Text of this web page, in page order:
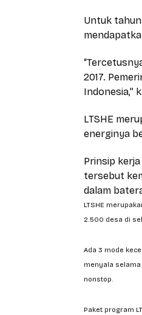
Untuk tahun
2017.
Indonesia,”
LTSHE
energinya
Prinsip
tersebut
dalam
LTSHE
2.500 desa di
Ada 3 mode
menyala selama
nonstop.
Paket program